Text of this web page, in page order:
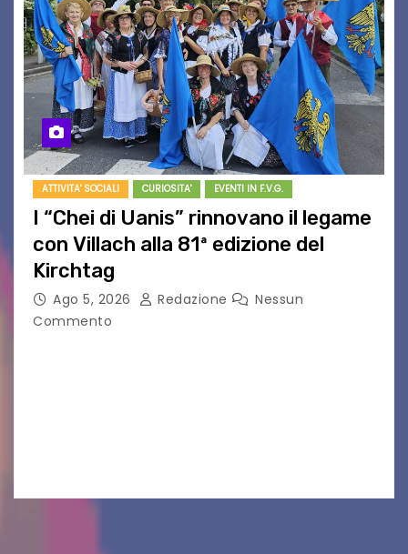
ATTIVITA' SOCIALI CURIOSITA' EVENTI IN F.V.G.
I “Chei di Uanis” rinnovano il legame
con Villach alla 81ª edizione del
Kirchtag
Ago 5, 2026 Redazione
Nessun
Commento